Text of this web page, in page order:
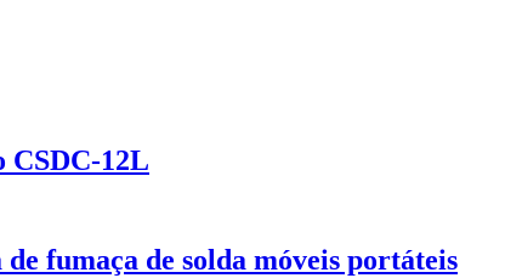
CSDC-12L
fumaça de solda móveis portáteis